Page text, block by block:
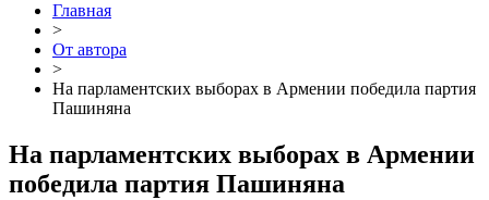
Главная
>
От автора
>
На парламентских выборах в Армении победила партия
Пашиняна
На парламентских выборах в Армении
победила партия Пашиняна